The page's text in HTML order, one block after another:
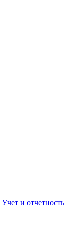
Учет и отчетность